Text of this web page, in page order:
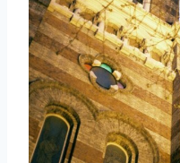
取消